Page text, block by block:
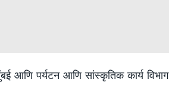
आणि पर्यटन आणि सांस्कृतिक कार्य विभाग